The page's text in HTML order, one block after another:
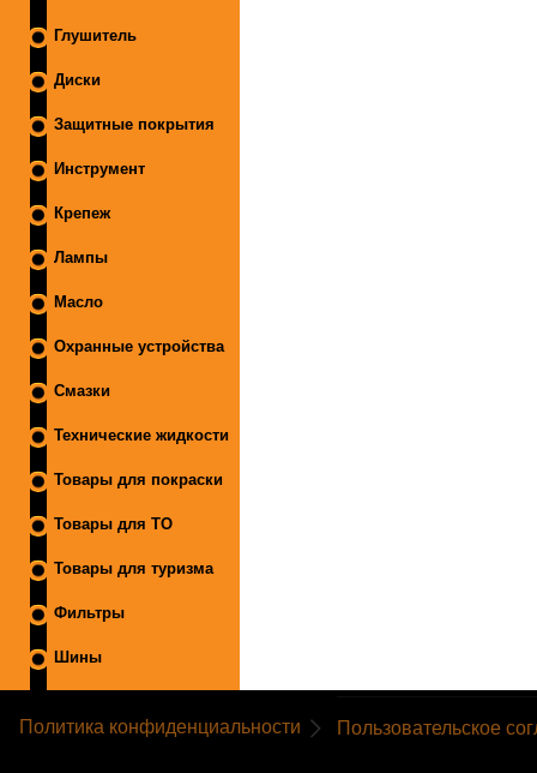
Глушитель
Диски
Защитные покрытия
Инструмент
Крепеж
Лампы
Масло
Охранные устройства
Смазки
Технические жидкости
Товары для покраски
Товары для ТО
Товары для туризма
Фильтры
Шины
Политика конфиденциальности Пользовательское